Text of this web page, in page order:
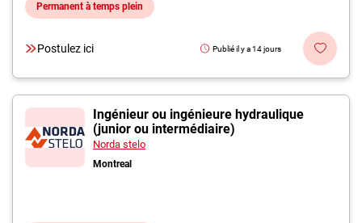
Permanent à temps plein
Postulez ici Publié il y a 14 jours
Ingénieur ou ingénieure hydraulique
(junior ou intermédiaire)
Norda stelo
Montreal